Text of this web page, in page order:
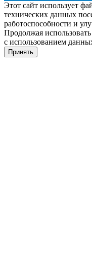
Этот сайт использует
технических данных
работоспособности и
Продолжая
с использованием
Принять